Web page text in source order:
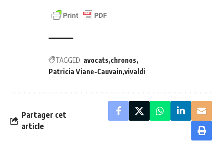
TAGGED: avocats chronos
Patricia Viane-Cauvain vivaldi
Partager cet
article